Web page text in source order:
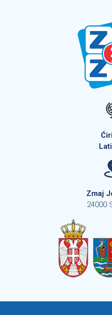
Zmaj
24000